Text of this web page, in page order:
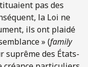
pas des
la Loi ne
ils ont plaidé
» (family
suprême des États-